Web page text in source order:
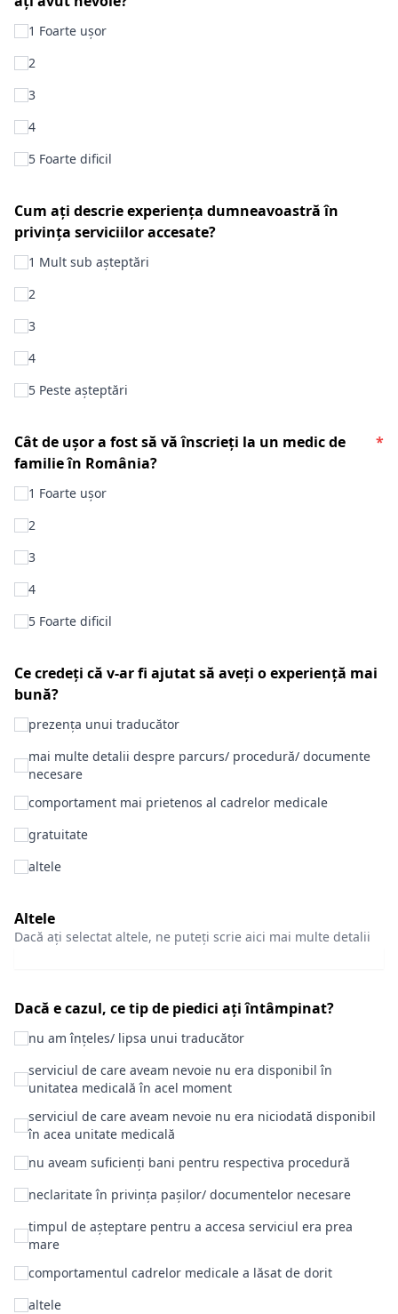
1 Foarte ușor
2
3
4
5 Foarte dificil
Cum ați descrie experiența dumneavoastră în
privința serviciilor accesate?
1 Mult sub așteptări
2
3
4
5 Peste așteptări
Cât de ușor a fost să vă înscrieți la un medic de
familie în România?
*
1 Foarte ușor
2
3
4
5 Foarte dificil
Ce credeți că v-ar fi ajutat să aveți o experiență mai
bună?
prezența unui traducător
mai multe detalii despre parcurs/ procedură/ documente
necesare
comportament mai prietenos al cadrelor medicale
gratuitate
altele
Altele
Dacă ați selectat altele, ne puteți scrie aici mai multe detalii
Dacă e cazul, ce tip de piedici ați întâmpinat?
nu am înțeles/ lipsa unui traducător
serviciul de care aveam nevoie nu era disponibil în
unitatea medicală în acel moment
serviciul de care aveam nevoie nu era niciodată disponibil
în acea unitate medicală
nu aveam suficienți bani pentru respectiva procedură
neclaritate în privința pașilor/ documentelor necesare
timpul de așteptare pentru a accesa serviciul era prea
mare
comportamentul cadrelor medicale a lăsat de dorit
altele